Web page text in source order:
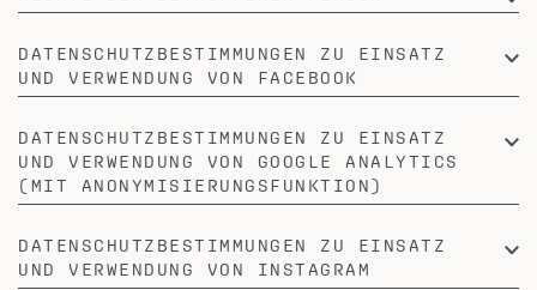
DATENSCHUTZBESTIMMUNGEN ZU EINSATZ
UND VERWENDUNG VON FACEBOOK
DATENSCHUTZBESTIMMUNGEN ZU EINSATZ
UND VERWENDUNG VON GOOGLE ANALYTICS
(MIT ANONYMISIERUNGSFUNKTION)
DATENSCHUTZBESTIMMUNGEN ZU EINSATZ
UND VERWENDUNG VON INSTAGRAM